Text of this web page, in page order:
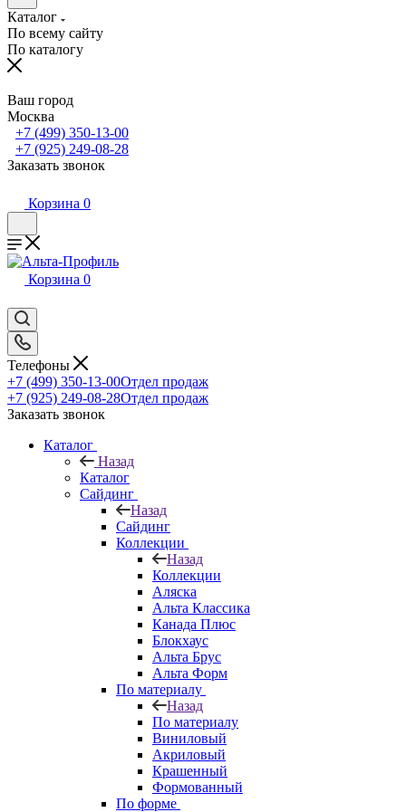
Каталог
По всему сайту
По каталогу
Ваш город
Москва
+7 (499) 350-13-00
+7 (925) 249-08-28
Заказать звонок
Корзина 0
Корзина 0
Телефоны
+7 (499) 350-13-00Отдел продаж
+7 (925) 249-08-28Отдел продаж
Заказать звонок
Каталог
Назад
Каталог
Сайдинг
Назад
Сайдинг
Коллекции
Назад
Коллекции
Аляска
Альта Классика
Канада Плюс
Блокхаус
Альта Брус
Альта Форм
По материалу
Назад
По материалу
Виниловый
Акриловый
Крашенный
Формованный
По форме